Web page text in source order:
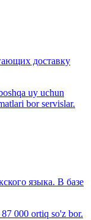
доставку
uy uchun
bor servislar.
языка. В базе
000 ortiq so'z bor.